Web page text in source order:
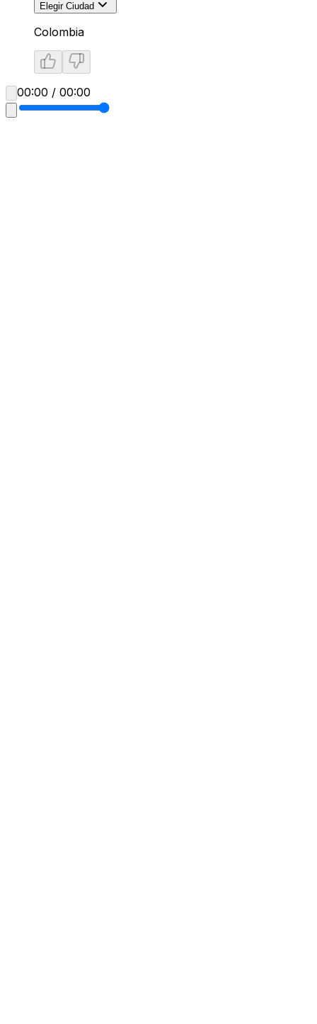
Elegir Ciudad
Colombia
00:00 / 00:00